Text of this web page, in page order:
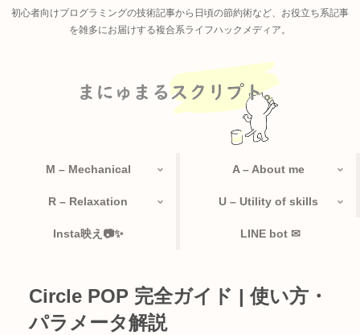
初心者向けプログラミングの技術記事から日頃の節約術など、お役立ち系記事
を雑多にお届けする複合系ライフハックメディア。
M – Mechanical A – About me
R – Relaxation U – Utility of skills
Insta映え📷✨ LINE bot ✉
Circle POP 完全ガイド | 使い方・
パラメータ解説